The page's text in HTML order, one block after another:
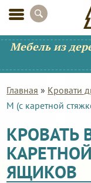
Мебель из
Главная » Кровати
M (с каретной
КРОВАТЬ
ЯЩИКОВ